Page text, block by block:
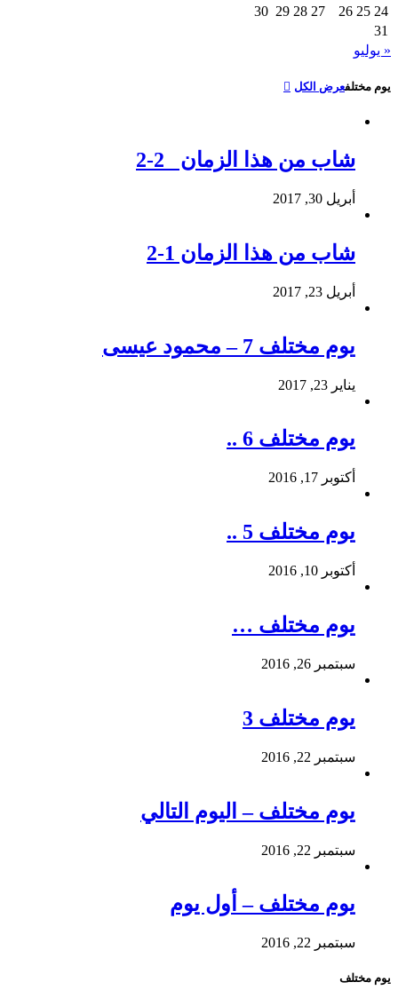
24
25
26
27
28
29
30
31
« يوليو
يوم مختلفعرض الكل
شاب من هذا الزمان 2-2
أبريل 30, 2017
شاب من هذا الزمان 1-2
أبريل 23, 2017
يوم مختلف 7 – محمود عيسى
يناير 23, 2017
يوم مختلف 6 ..
أكتوبر 17, 2016
يوم مختلف 5 ..
أكتوبر 10, 2016
يوم مختلف …
سبتمبر 26, 2016
يوم مختلف 3
سبتمبر 22, 2016
يوم مختلف – اليوم التالي
سبتمبر 22, 2016
يوم مختلف – أول يوم
سبتمبر 22, 2016
يوم مختلف